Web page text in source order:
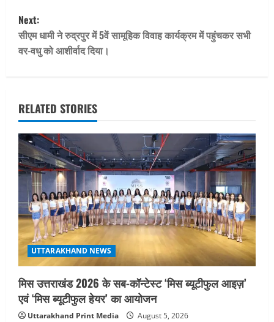
s
t
n
v
i
g
a
t
i
o
n
Next:
सीएम धामी ने रुद्रपुर में 5वें सामूहिक विवाह कार्यक्रम में पहुंचकर सभी
वर-वधु को आशीर्वाद दिया।
RELATED STORIES
UTTARAKHAND NEWS
मिस उत्तराखंड 2026 के सब-कॉन्टेस्ट ‘मिस ब्यूटीफुल आइज़’
एवं ‘मिस ब्यूटीफुल हेयर’ का आयोजन
Uttarakhand Print Media August 5, 2026